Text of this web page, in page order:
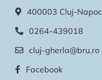
400003 Cluj-
0264-439018
cluj-gherla@bru.ro
Facebook